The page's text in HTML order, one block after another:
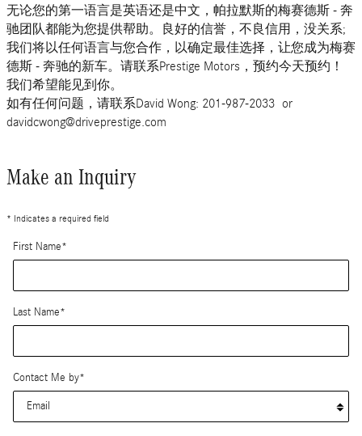
无论您的第一语言是英语还是中文，帕拉默斯的梅赛德斯 - 奔
驰团队都能为您提供帮助。良好的信誉，不良信用，没关系;
我们将以任何语言与您合作，以确定最佳选择，让您成为梅赛
德斯 - 奔驰的新车。请联系Prestige Motors，预约今天预约！
我们希望能见到你。
如有任何问题，请联系David Wong: 201-987-2033 or
davidcwong@driveprestige.com
Make an Inquiry
* Indicates a required field
First Name*
Last Name*
Contact Me by*